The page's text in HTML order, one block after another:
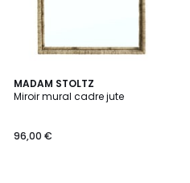
MADAM STOLTZ
Miroir mural cadre jute
96,00 €